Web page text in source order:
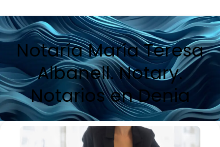
Notaría María Teresa
Albanell. Notary.
Notarios en Denia